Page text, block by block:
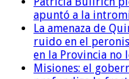
apuntó a la
La amenaza de
ruido en el
en la Provincia no
Misiones: el